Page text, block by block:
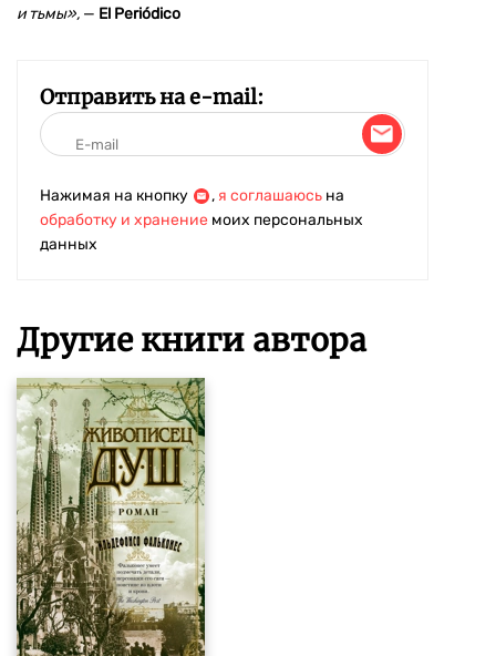
и тьмы», — El Periódico
Отправить на e-mail:
Нажимая на кнопку , я соглашаюсь на
обработку и хранение моих персональных
данных
Другие книги автора